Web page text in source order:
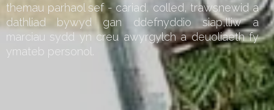
themau parhaol sef - cariad, colled, trawsnewid a
dathliad bywyd gan ddefnyddio siap,lliw a
marciau sydd yn creu awyrgylch a deuoliaeth fy
ymateb personol.